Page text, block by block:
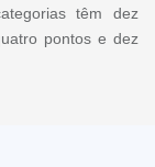
têm dez
pontos e dez